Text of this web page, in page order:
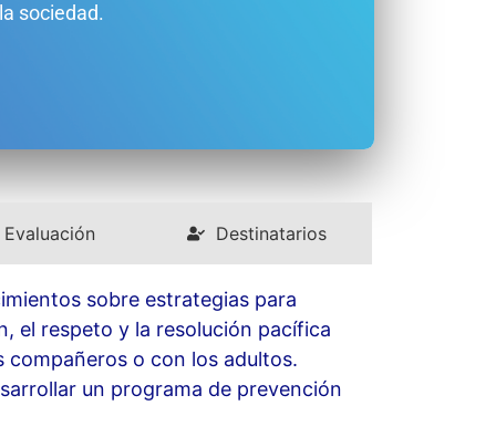
sociedad.
Evaluación Destinatarios
sobre estrategias para
el respeto y la resolución pacífica
o con los adultos.
un programa de prevención